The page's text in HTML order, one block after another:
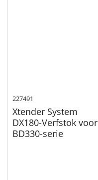
227491
Xtender System
DX180-Verfstok voor
BD330-serie